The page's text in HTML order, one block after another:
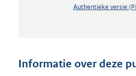
Authentieke versie
Informatie over deze